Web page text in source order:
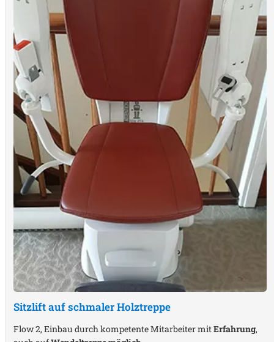
Sitzlift auf schmaler Holztreppe
Flow 2, Einbau durch kompetente Mitarbeiter mitErfahrung,